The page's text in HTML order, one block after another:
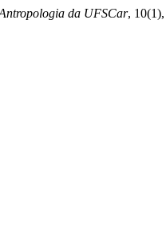
da UFSCar,